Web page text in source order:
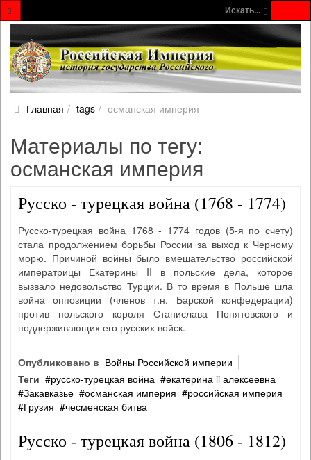
Искать...
Главная tags османская империя
Материалы по тегу:
османская империя
Русско - турецкая война (1768 - 1774)
Русско-турецкая война 1768 - 1774 годов (5-я по счету)
стала продолжением борьбы России за выход к Черному
морю. Причиной войны было вмешательство российской
императрицы Екатерины II в польские дела, которое
вызвало недовольство Турции. В то время в Польше шла
война оппозиции (членов т.н. Барской конфедерации)
против польского короля Станислава Понятовского и
поддерживающих его русских войск.
Опубликовано в Войны Российской империи
Теги
русско‐турецкая война
екатерина ii алексеевна
Закавказье
османская империя
российская империя
Грузия
чесменская битва
Русско - турецкая война (1806 - 1812)